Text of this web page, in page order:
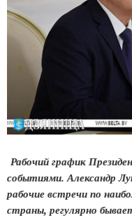
Рабочий график
событиями. Александр
рабочие встречи по
страны, регулярно